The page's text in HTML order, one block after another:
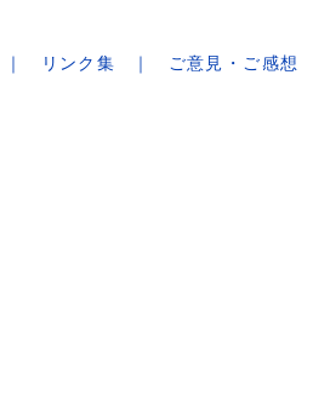
リンク集 ご意見・ご感想